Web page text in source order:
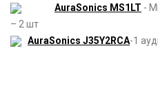
AuraSonics MS1LT -
– 2 шт
AuraSonics J35Y2RCA-1